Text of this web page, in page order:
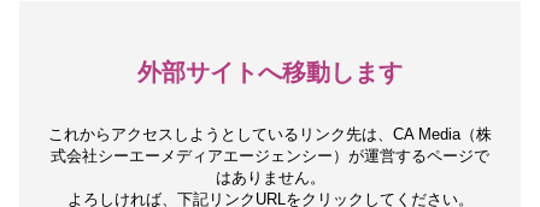
外部サイトへ移動します
これからアクセスしようとしているリンク先は、 CA Media（株
式会社シーエーメディアエージェンシー）が運営するページで
はありません。
よろしければ、下記リンクURLをクリックしてください。